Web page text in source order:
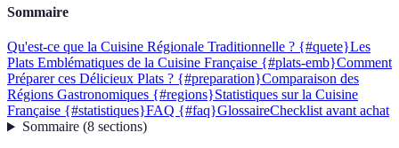
Sommaire
Qu'est-ce que la Cuisine Régionale Traditionnelle ? {#quete}Les
Plats Emblématiques de la Cuisine Française {#plats-emb}Comment
Préparer ces Délicieux Plats ? {#preparation}Comparaison des
Régions Gastronomiques {#regions}Statistiques sur la Cuisine
Française {#statistiques}FAQ {#faq}GlossaireChecklist avant achat
Sommaire(8 sections)